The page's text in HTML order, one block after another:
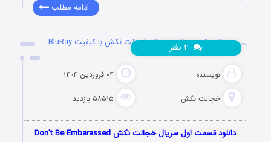
ادامه مطلب
دانلود قسمت اول سریال خجالت نکش با کیفیت BluRay
نویسنده ۰۴ فروردین ۱۴۰۴
خجالت نکش ۵۸۵۱۵ بازدید
نظر
دانلود قسمت اول سریال خجالت نکش Don’t Be Embarassed